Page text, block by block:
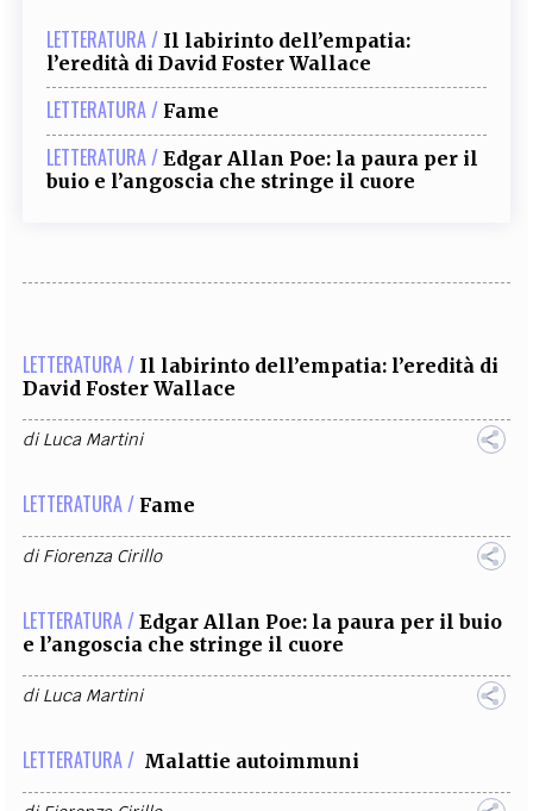
LETTERATURA / Il labirinto dell’empatia:
l’eredità di David Foster Wallace
LETTERATURA / Fame
LETTERATURA / Edgar Allan Poe: la paura per il
buio e l’angoscia che stringe il cuore
LETTERATURA / Il labirinto dell’empatia: l’eredità di
David Foster Wallace
diLuca Martini
LETTERATURA / Fame
diFiorenza Cirillo
LETTERATURA / Edgar Allan Poe: la paura per il buio
e l’angoscia che stringe il cuore
diLuca Martini
LETTERATURA / Malattie autoimmuni